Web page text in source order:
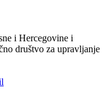
i Hercegovine i
društvo za upravljanje